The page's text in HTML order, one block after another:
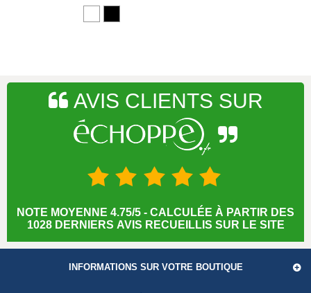
NOTE MOYENNE 4.75/5 - CALCULÉE À PARTIR DES
1028 DERNIERS AVIS RECUEILLIS SUR LE SITE
INFORMATIONS SUR VOTRE BOUTIQUE